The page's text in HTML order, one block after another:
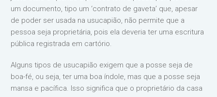
um documento, tipo um ‘contrato de gaveta’ que, apesar
de poder ser usada na usucapião, não permite que a
pessoa seja proprietária, pois ela deveria ter uma escritura
pública registrada em cartório.
Alguns tipos de usucapião exigem que a posse seja de
boa-fé, ou seja, ter uma boa índole, mas que a posse seja
mansa e pacífica. Isso significa que o proprietário da casa